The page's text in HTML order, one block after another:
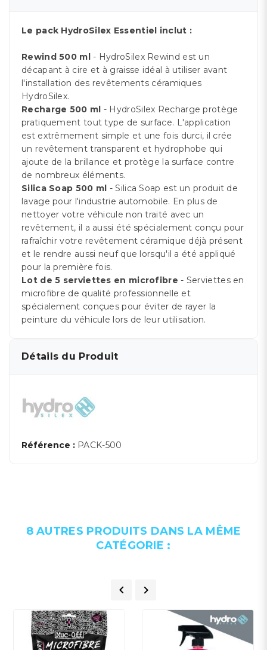
Le pack HydroSilex Essentiel inclut :
Rewind 500 ml- HydroSilex Rewind est un
décapant à cire et à graisse idéal à utiliser avant
l'installation des revêtements céramiques
HydroSilex.
Recharge 500 ml - HydroSilex Recharge protège
pratiquement tout type de surface. L'application
est extrêmement simple et une fois durci, il crée
un revêtement transparent et hydrophobe qui
ajoute de la brillance et protège la surface contre
de nombreux éléments.
Silica Soap 500 ml - Silica Soap est un produit de
lavage pour l'industrie automobile. En plus de
nettoyer votre véhicule non traité avec un
revêtement, il a aussi été spécialement conçu pour
rafraîchir votre revêtement céramique déjà présent
et le rendre aussi neuf que lorsqu'il a été appliqué
pour la première fois.
Lot de 5 serviettes en microfibre - Serviettes en
microfibre de qualité professionnelle et
spécialement conçues pour éviter de rayer la
peinture du véhicule lors de leur utilisation.
Détails du Produit
Référence : PACK-500
8 AUTRES PRODUITS DANS LA MÊME
CATÉGORIE :
 